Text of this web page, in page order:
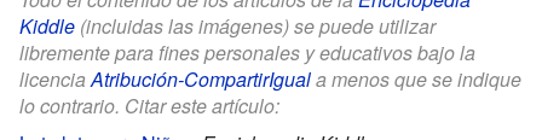
Kiddle (incluidas las imágenes) se puede utilizar
libremente para fines personales y educativos bajo la
licencia Atribución-CompartirIguala menos que se indique
lo contrario. Citar este artículo: